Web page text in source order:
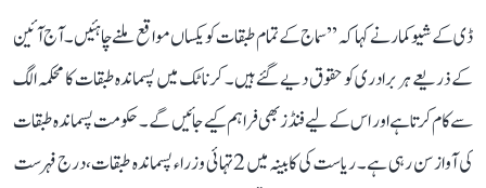
ڈی کے شیوکمار نے کہا کہ ’’سماج کے تمام طبقات کو یکساں مواقع ملنے چاہئیں۔ آج آئین
کے ذریعے ہر برادری کو حقوق دیے گئے ہیں۔ کرناٹک میں پسماندہ طبقات کا محکمہ الگ
سے کام کرتا ہے اور اس کے لیے فنڈز بھی فراہم کیے جائیں گے۔ حکومت پسماندہ طبقات
کی آواز سن رہی ہے۔ ریاست کی کابینہ میں 2 تہائی وزراء پسماندہ طبقات، درج فہرست